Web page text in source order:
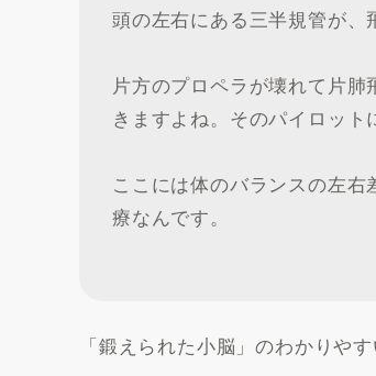
頭の左右にある三半規管が、
片方のプロペラが壊れて片
きますよね。そのパイロット
ここには体のバランスの左
療なんです。
「鍛えられた小脳」のわかりや